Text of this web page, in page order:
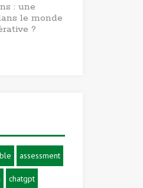
: une
le monde
?
assessment
chatgpt